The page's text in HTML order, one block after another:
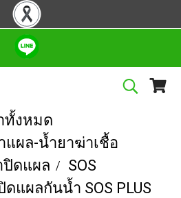
ทั้งหมด
ผล-น้ำยาฆ่าเชื้อ
ปิดแผล
SOS
แผลกันน้ำ SOS PLUS